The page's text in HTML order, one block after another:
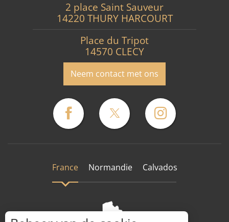
2 place Saint Sauveur
14220 THURY HARCOURT
Place du Tripot
14570 CLECY
Neem contact met ons
France Normandie Calvados